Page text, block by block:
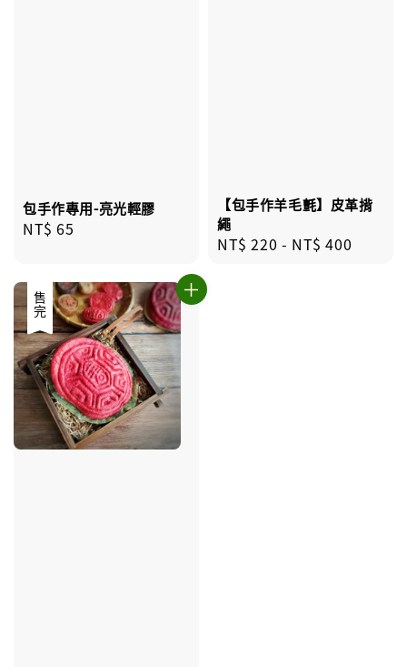
包手作專用-亮光輕膠
Regular
NT$ 65
【包手作羊毛氈】皮革揹
繩
Regular
NT$ 220 - NT$ 400
售完